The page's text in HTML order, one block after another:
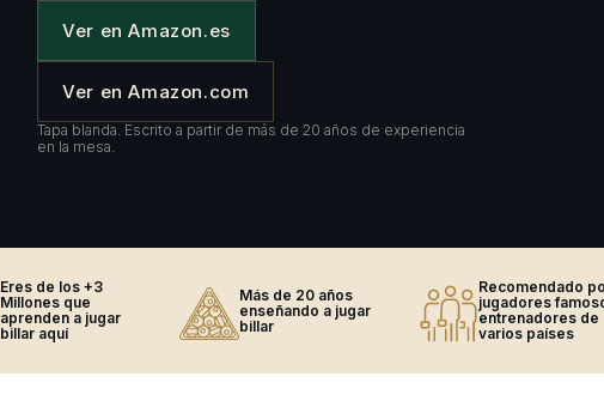
Ver en Amazon.es
Ver en Amazon.com
Tapa blanda. Escrito a partir de más de 20 años de experiencia
en la mesa.
Eres de los +3
Millones que
aprenden a jugar
billar aquí
Más de 20 años
enseñando a jugar
billar
Recomendado
jugadores
entrenadores de
varios países